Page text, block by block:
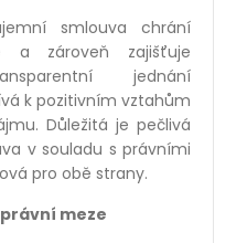
smlouva chrání
a zároveň zajišťuje
jednání
k pozitivním vztahům
Důležitá je pečlivá
v souladu s právními
pro obě strany.
meze